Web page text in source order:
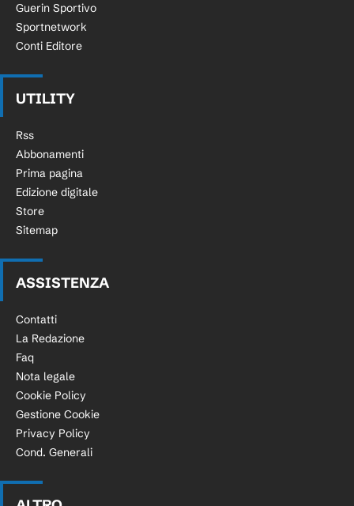
Guerin Sportivo
Sportnetwork
Conti Editore
UTILITY
Rss
Abbonamenti
Prima pagina
Edizione digitale
Store
Sitemap
ASSISTENZA
Contatti
La Redazione
Faq
Nota legale
Cookie Policy
Gestione Cookie
Privacy Policy
Cond. Generali